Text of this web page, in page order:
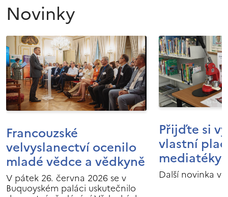
Novinky
Francouzské
velvyslanectví ocenilo
mladé vědce a vědkyně
V pátek 26. června 2026 se v
Buquoyském paláci uskutečnilo
Přijďte si
vlastní
mediatéky
Další novinka v